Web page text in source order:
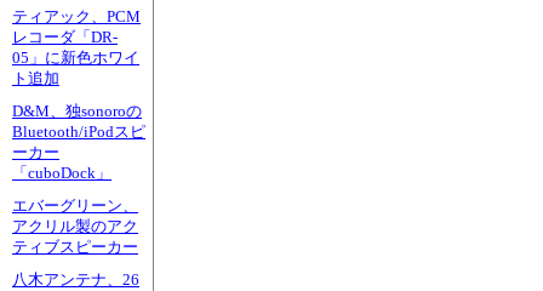
ティアック、PCM
レコーダ「DR-
05」に新色ホワイ
ト追加
D&M、独sonoroの
Bluetooth/iPodスピ
ーカー
「cuboDock」
エバーグリーン、
アクリル製のアク
ティブスピーカー
八木アンテナ、26